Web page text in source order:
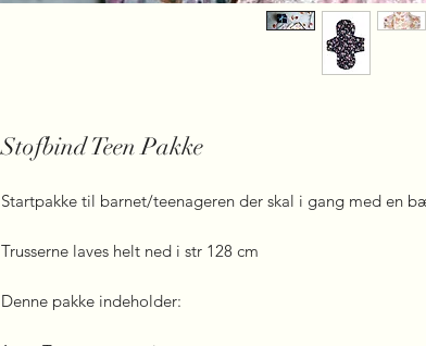
Stofbind Teen Pakke
Startpakke til barnet/teenageren der skal i gang med en
Trusserne laves helt ned i str 128 cm
Denne pakke indeholder: